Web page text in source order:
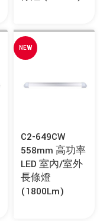
NEW
C2-649CW
558mm 高功率
LED 室內/室外
長條燈
(1800Lm)